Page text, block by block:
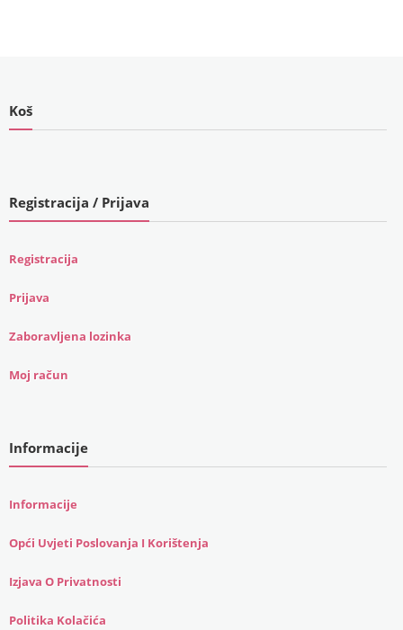
Koš
Registracija / Prijava
Registracija
Prijava
Zaboravljena lozinka
Moj račun
Informacije
Informacije
Opći Uvjeti Poslovanja I Korištenja
Izjava O Privatnosti
Politika Kolačića